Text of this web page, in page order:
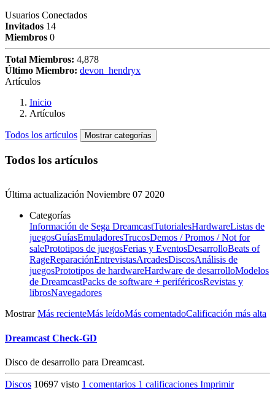
Usuarios Conectados
Invitados 14
Miembros 0
Total Miembros: 4,878
Último Miembro: devon_hendryx
Artículos
Inicio
Artículos
Todos los artículos Mostrar categorías
Todos los artículos
Última actualización Noviembre 07 2020
Categorías
Información de Sega DreamcastTutorialesHardwareListas de
juegosGuíasEmuladoresTrucosDemos / Promos / Not for
salePrototipos de juegosFerias y EventosDesarrolloBeats of
RageReparaciónEntrevistasArcadesDiscosAnálisis de
juegosPrototipos de hardwareHardware de desarrolloModelos
de DreamcastPacks de software + periféricosRevistas y
librosNavegadores
Mostrar Más recienteMás leídoMás comentadoCalificación más alta
Dreamcast Check-GD
Disco de desarrollo para Dreamcast.
Discos 10697 visto 1 comentarios 1 calificaciones Imprimir